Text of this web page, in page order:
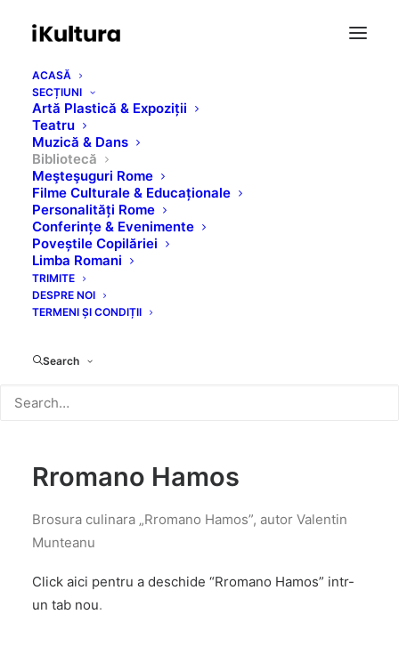
ACASĂ
SECȚIUNI
Artă Plastică & Expoziții
Teatru
Muzică & Dans
Bibliotecă
Meşteşuguri Rome
Filme Culturale & Educaționale
Personalități Rome
Conferințe & Evenimente
Poveștile Copilăriei
Limba Romani
TRIMITE
DESPRE NOI
TERMENI ȘI CONDIȚII
Search
Rromano Hamos
DECEMBER 1, 2018 |
Rromano Hamos
Brosura culinara „Rromano Hamos”, autor Valentin
Munteanu
Click aici pentru a deschide “Rromano Hamos” intr-
un tab nou.